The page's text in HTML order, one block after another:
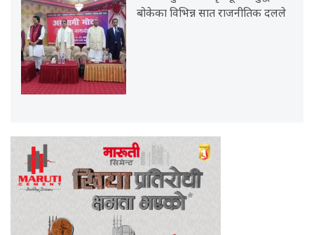
बोकेका विभिन्न सात राजनीतिक दलले